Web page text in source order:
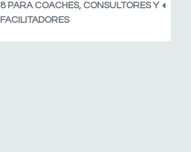
8 PARA COACHES, CONSULTORES Y
FACILITADORES